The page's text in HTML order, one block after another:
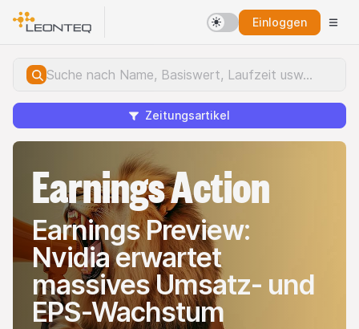
Einloggen
Zeitungsartikel
Earnings Action
Earnings Preview:
Nvidia erwartet
massives Umsatz- und
EPS-Wachstum